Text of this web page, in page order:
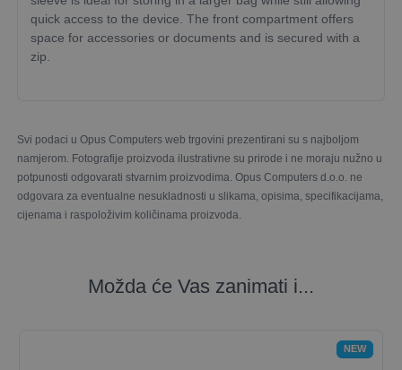
quick access to the device. The front compartment offers
space for accessories or documents and is secured with a
zip.
Svi podaci u Opus Computers web trgovini prezentirani su s najboljom
namjerom. Fotografije proizvoda ilustrativne su prirode i ne moraju nužno u
potpunosti odgovarati stvarnim proizvodima. Opus Computers d.o.o. ne
odgovara za eventualne nesukladnosti u slikama, opisima, specifikacijama,
cijenama i raspoloživim količinama proizvoda.
Možda će Vas zanimati i...
NEW